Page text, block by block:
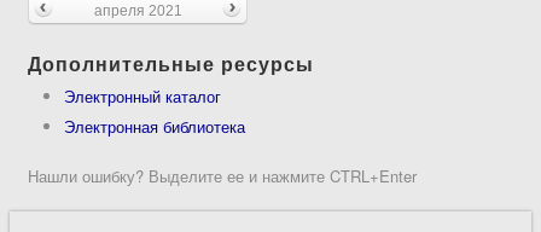
апреля 2021
Дополнительные ресурсы
Электронный каталог
Электронная библиотека
Нашли ошибку? Выделите ее и нажмите CTRL+Enter